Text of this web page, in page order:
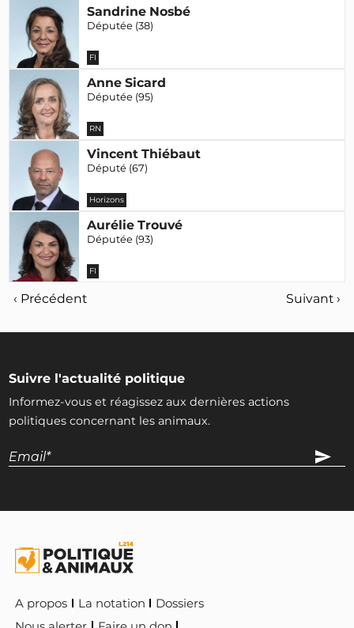
Sandrine Nosbé
Députée (38)
FI
Anne Sicard
Députée (95)
RN
Vincent Thiébaut
Député (67)
Horizons
Aurélie Trouvé
Députée (93)
FI
‹ Précédent Suivant ›
Suivre l'actualité politique
Informez-vous et réagissez aux dernières actions
politiques concernant les animaux.
A propos La notation
Dossiers